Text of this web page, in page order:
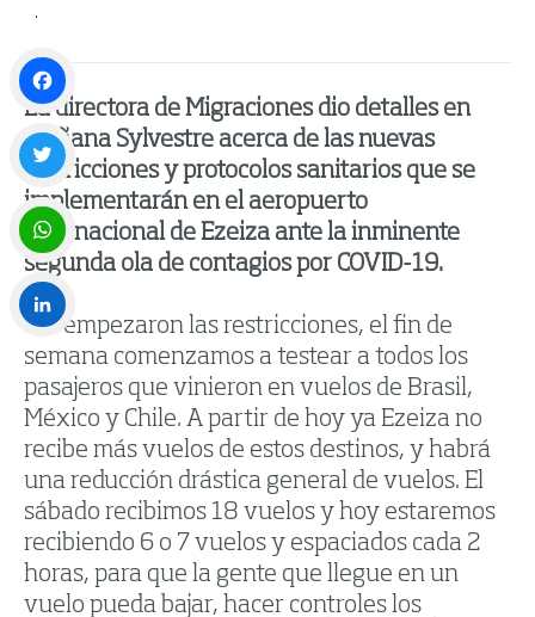
La directora de Migraciones dio detalles en
Mañana Sylvestre acerca de las nuevas
restricciones y protocolos sanitarios que se
implementarán en el aeropuerto
internacional de Ezeiza ante la inminente
segunda ola de contagios por COVID-19.
“Ya empezaron las restricciones, el fin de
semana comenzamos a testear a todos los
pasajeros que vinieron en vuelos de Brasil,
México y Chile. A partir de hoy ya Ezeiza no
recibe más vuelos de estos destinos, y habrá
una reducción drástica general de vuelos. El
sábado recibimos 18 vuelos y hoy estaremos
recibiendo 6 o 7 vuelos y espaciados cada 2
horas, para que la gente que llegue en un
vuelo pueda bajar, hacer controles los
Facebook
Twitter
WhatsApp
LinkedIn